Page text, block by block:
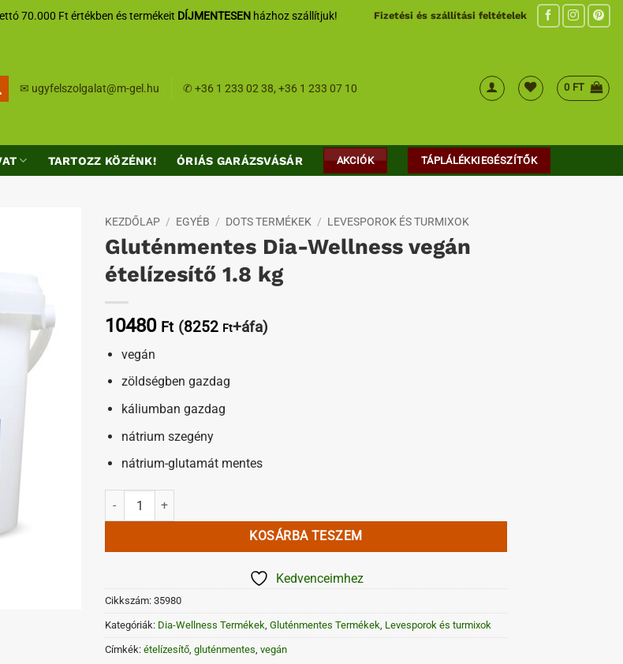
70.000 Ft értékben és termékeit DÍJMENTESEN házhoz szállítjuk! Fizetési és szállítási feltételek
✉ ugyfelszolgalat@m-gel.hu ✆+36 1 233 02 38,+36 1 233 07 10 0 FT
TARTOZZ KÖZÉNK! ÓRIÁS GARÁZSVÁSÁR AKCIÓK TÁPLÁLÉKKIEGÉSZÍTŐK
KEZDŐLAP / EGYÉB / DOTS TERMÉKEK / LEVESPOROK ÉS TURMIXOK
Gluténmentes Dia-Wellness vegán
ételízesítő 1.8 kg
10480 Ft (8252 Ft+áfa)
vegán
zöldségben gazdag
káliumban gazdag
nátrium szegény
nátrium-glutamát mentes
Gluténmentes Dia-Wellness vegán ételízesítő 1.8 kg mennyiség
KOSÁRBA TESZEM
Kedvenceimhez
Cikkszám: 35980
Kategóriák: Dia-Wellness Termékek Gluténmentes Termékek Levesporok és turmixok
Címkék: ételízesítő gluténmentes vegán